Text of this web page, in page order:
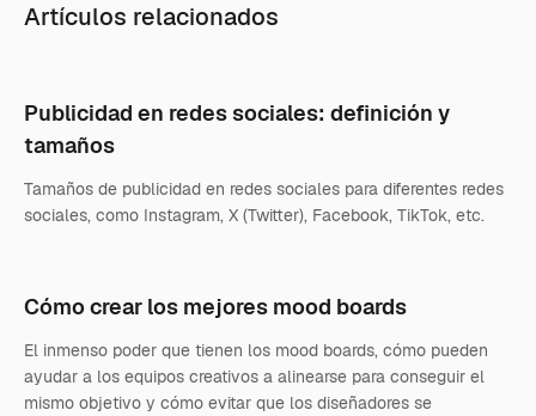
Artículos relacionados
Publicidad en redes sociales: definición y
tamaños
Tamaños de publicidad en redes sociales para diferentes redes
sociales, como Instagram, X (Twitter), Facebook, TikTok, etc.
Cómo crear los mejores mood boards
El inmenso poder que tienen los mood boards, cómo pueden
ayudar a los equipos creativos a alinearse para conseguir el
mismo objetivo y cómo evitar que los diseñadores se